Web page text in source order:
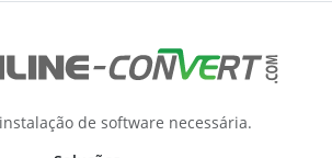
de software necessária.